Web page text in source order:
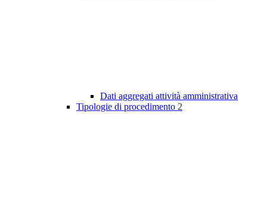
Dati aggregati attività amministrativa
Tipologie di procedimento 2